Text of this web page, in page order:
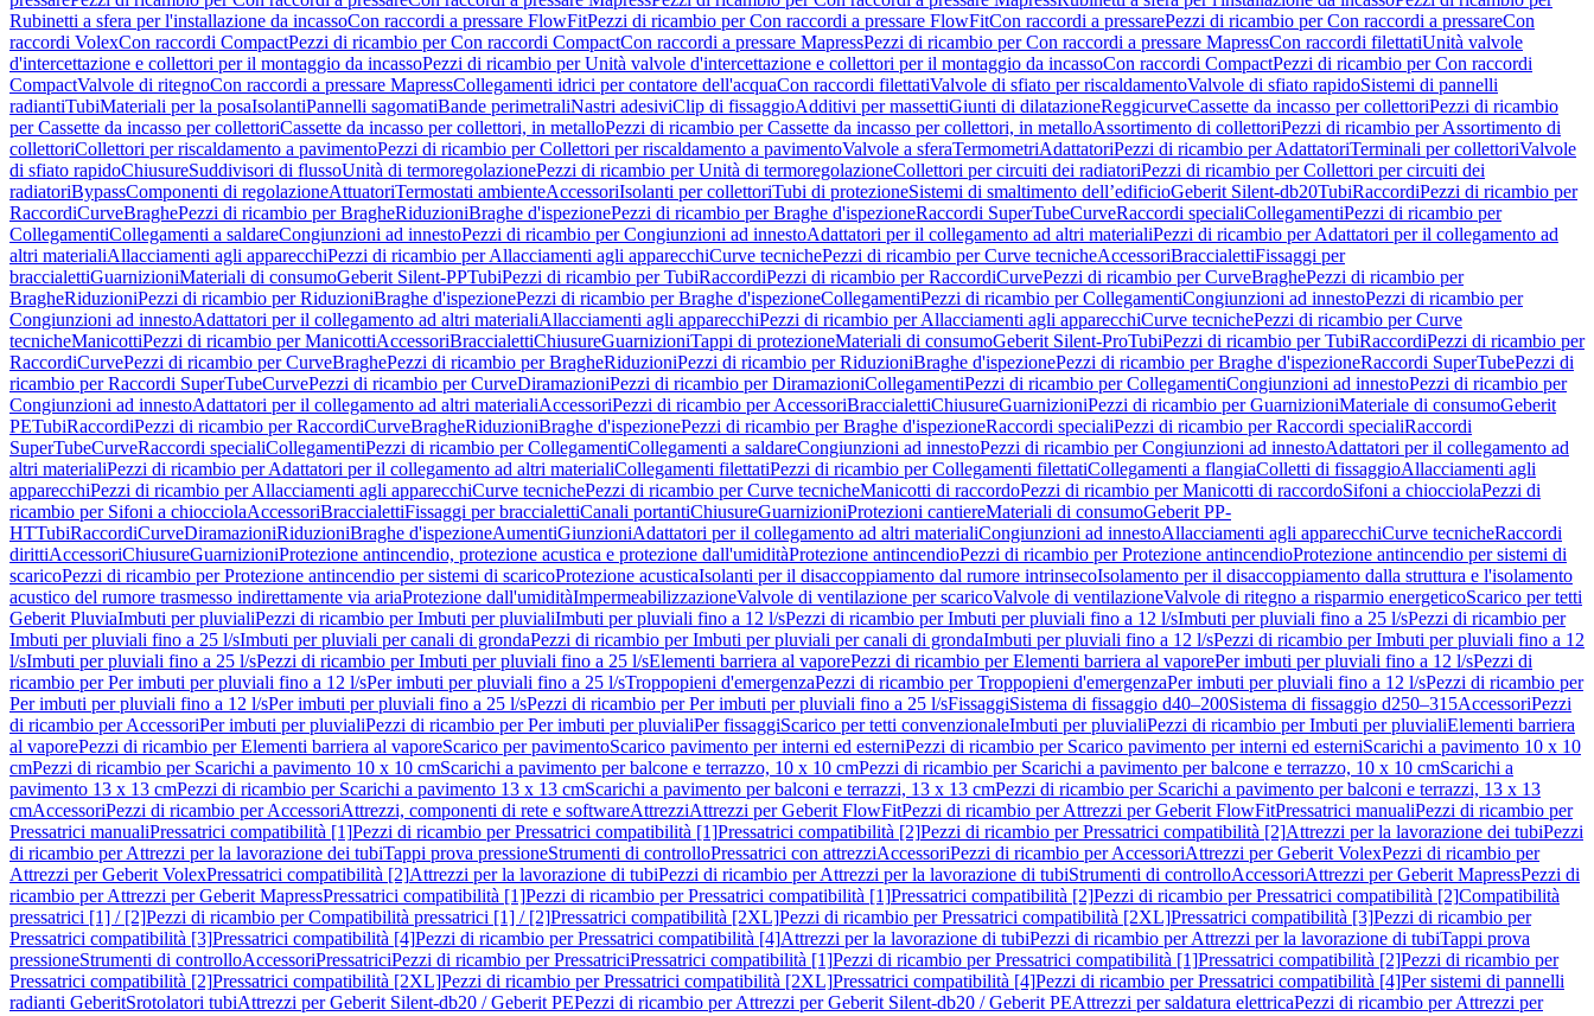
Rubinetti a sfera per l'installazione da incassoCon raccordi a pressare FlowFitPezzi di ricambio per Con raccordi a pressare FlowFitCon raccordi a pressarePezzi di ricambio per Con raccordi a pressareCon
raccordi VolexCon raccordi CompactPezzi di ricambio per Con raccordi CompactCon raccordi a pressare MapressPezzi di ricambio per Con raccordi a pressare MapressCon raccordi filettatiUnità valvole
d'intercettazione e collettori per il montaggio da incassoPezzi di ricambio per Unità valvole d'intercettazione e collettori per il montaggio da incassoCon raccordi CompactPezzi di ricambio per Con raccordi
CompactValvole di ritegnoCon raccordi a pressare MapressCollegamenti idrici per contatore dell'acquaCon raccordi filettatiValvole di sfiato per riscaldamentoValvole di sfiato rapidoSistemi di pannelli
radiantiTubiMateriali per la posaIsolantiPannelli sagomatiBande perimetraliNastri adesiviClip di fissaggioAdditivi per massettiGiunti di dilatazioneReggicurveCassette da incasso per collettoriPezzi di ricambio
per Cassette da incasso per collettoriCassette da incasso per collettori, in metalloPezzi di ricambio per Cassette da incasso per collettori, in metalloAssortimento di collettoriPezzi di ricambio per Assortimento di
collettoriCollettori per riscaldamento a pavimentoPezzi di ricambio per Collettori per riscaldamento a pavimentoValvole a sferaTermometriAdattatoriPezzi di ricambio per AdattatoriTerminali per collettoriValvole
di sfiato rapidoChiusureSuddivisori di flussoUnità di termoregolazionePezzi di ricambio per Unità di termoregolazioneCollettori per circuiti dei radiatoriPezzi di ricambio per Collettori per circuiti dei
radiatoriBypassComponenti di regolazioneAttuatoriTermostati ambienteAccessoriIsolanti per collettoriTubi di protezioneSistemi di smaltimento dell’edificioGeberit Silent-db20TubiRaccordiPezzi di ricambio per
RaccordiCurveBraghePezzi di ricambio per BragheRiduzioniBraghe d'ispezionePezzi di ricambio per Braghe d'ispezioneRaccordi SuperTubeCurveRaccordi specialiCollegamentiPezzi di ricambio per
CollegamentiCollegamenti a saldareCongiunzioni ad innestoPezzi di ricambio per Congiunzioni ad innestoAdattatori per il collegamento ad altri materialiPezzi di ricambio per Adattatori per il collegamento ad
altri materialiAllacciamenti agli apparecchiPezzi di ricambio per Allacciamenti agli apparecchiCurve tecnichePezzi di ricambio per Curve tecnicheAccessoriBraccialettiFissaggi per
braccialettiGuarnizioniMateriali di consumoGeberit Silent-PPTubiPezzi di ricambio per TubiRaccordiPezzi di ricambio per RaccordiCurvePezzi di ricambio per CurveBraghePezzi di ricambio per
BragheRiduzioniPezzi di ricambio per RiduzioniBraghe d'ispezionePezzi di ricambio per Braghe d'ispezioneCollegamentiPezzi di ricambio per CollegamentiCongiunzioni ad innestoPezzi di ricambio per
Congiunzioni ad innestoAdattatori per il collegamento ad altri materialiAllacciamenti agli apparecchiPezzi di ricambio per Allacciamenti agli apparecchiCurve tecnichePezzi di ricambio per Curve
tecnicheManicottiPezzi di ricambio per ManicottiAccessoriBraccialettiChiusureGuarnizioniTappi di protezioneMateriali di consumoGeberit Silent-ProTubiPezzi di ricambio per TubiRaccordiPezzi di ricambio per
RaccordiCurvePezzi di ricambio per CurveBraghePezzi di ricambio per BragheRiduzioniPezzi di ricambio per RiduzioniBraghe d'ispezionePezzi di ricambio per Braghe d'ispezioneRaccordi SuperTubePezzi di
ricambio per Raccordi SuperTubeCurvePezzi di ricambio per CurveDiramazioniPezzi di ricambio per DiramazioniCollegamentiPezzi di ricambio per CollegamentiCongiunzioni ad innestoPezzi di ricambio per
Congiunzioni ad innestoAdattatori per il collegamento ad altri materialiAccessoriPezzi di ricambio per AccessoriBraccialettiChiusureGuarnizioniPezzi di ricambio per GuarnizioniMateriale di consumoGeberit
PETubiRaccordiPezzi di ricambio per RaccordiCurveBragheRiduzioniBraghe d'ispezionePezzi di ricambio per Braghe d'ispezioneRaccordi specialiPezzi di ricambio per Raccordi specialiRaccordi
SuperTubeCurveRaccordi specialiCollegamentiPezzi di ricambio per CollegamentiCollegamenti a saldareCongiunzioni ad innestoPezzi di ricambio per Congiunzioni ad innestoAdattatori per il collegamento ad
altri materialiPezzi di ricambio per Adattatori per il collegamento ad altri materialiCollegamenti filettatiPezzi di ricambio per Collegamenti filettatiCollegamenti a flangiaColletti di fissaggioAllacciamenti agli
apparecchiPezzi di ricambio per Allacciamenti agli apparecchiCurve tecnichePezzi di ricambio per Curve tecnicheManicotti di raccordoPezzi di ricambio per Manicotti di raccordoSifoni a chiocciolaPezzi di
ricambio per Sifoni a chiocciolaAccessoriBraccialettiFissaggi per braccialettiCanali portantiChiusureGuarnizioniProtezioni cantiereMateriali di consumoGeberit PP-
HTTubiRaccordiCurveDiramazioniRiduzioniBraghe d'ispezioneAumentiGiunzioniAdattatori per il collegamento ad altri materialiCongiunzioni ad innestoAllacciamenti agli apparecchiCurve tecnicheRaccordi
dirittiAccessoriChiusureGuarnizioniProtezione antincendio, protezione acustica e protezione dall'umiditàProtezione antincendioPezzi di ricambio per Protezione antincendioProtezione antincendio per sistemi di
scaricoPezzi di ricambio per Protezione antincendio per sistemi di scaricoProtezione acusticaIsolanti per il disaccoppiamento dal rumore intrinsecoIsolamento per il disaccoppiamento dalla struttura e l'isolamento
acustico del rumore trasmesso indirettamente via ariaProtezione dall'umiditàImpermeabilizzazioneValvole di ventilazione per scaricoValvole di ventilazioneValvole di ritegno a risparmio energeticoScarico per tetti
Geberit PluviaImbuti per pluvialiPezzi di ricambio per Imbuti per pluvialiImbuti per pluviali fino a 12 l/sPezzi di ricambio per Imbuti per pluviali fino a 12 l/sImbuti per pluviali fino a 25 l/sPezzi di ricambio per
Imbuti per pluviali fino a 25 l/sImbuti per pluviali per canali di grondaPezzi di ricambio per Imbuti per pluviali per canali di grondaImbuti per pluviali fino a 12 l/sPezzi di ricambio per Imbuti per pluviali fino a 12
l/sImbuti per pluviali fino a 25 l/sPezzi di ricambio per Imbuti per pluviali fino a 25 l/sElementi barriera al vaporePezzi di ricambio per Elementi barriera al vaporePer imbuti per pluviali fino a 12 l/sPezzi di
ricambio per Per imbuti per pluviali fino a 12 l/sPer imbuti per pluviali fino a 25 l/sTroppopieni d'emergenzaPezzi di ricambio per Troppopieni d'emergenzaPer imbuti per pluviali fino a 12 l/sPezzi di ricambio per
Per imbuti per pluviali fino a 12 l/sPer imbuti per pluviali fino a 25 l/sPezzi di ricambio per Per imbuti per pluviali fino a 25 l/sFissaggiSistema di fissaggio d40–200Sistema di fissaggio d250–315AccessoriPezzi
di ricambio per AccessoriPer imbuti per pluvialiPezzi di ricambio per Per imbuti per pluvialiPer fissaggiScarico per tetti convenzionaleImbuti per pluvialiPezzi di ricambio per Imbuti per pluvialiElementi barriera
al vaporePezzi di ricambio per Elementi barriera al vaporeScarico per pavimentoScarico pavimento per interni ed esterniPezzi di ricambio per Scarico pavimento per interni ed esterniScarichi a pavimento 10 x 10
cmPezzi di ricambio per Scarichi a pavimento 10 x 10 cmScarichi a pavimento per balcone e terrazzo, 10 x 10 cmPezzi di ricambio per Scarichi a pavimento per balcone e terrazzo, 10 x 10 cmScarichi a
pavimento 13 x 13 cmPezzi di ricambio per Scarichi a pavimento 13 x 13 cmScarichi a pavimento per balconi e terrazzi, 13 x 13 cmPezzi di ricambio per Scarichi a pavimento per balconi e terrazzi, 13 x 13
cmAccessoriPezzi di ricambio per AccessoriAttrezzi, componenti di rete e softwareAttrezziAttrezzi per Geberit FlowFitPezzi di ricambio per Attrezzi per Geberit FlowFitPressatrici manualiPezzi di ricambio per
Pressatrici manualiPressatrici compatibilità [1]Pezzi di ricambio per Pressatrici compatibilità [1]Pressatrici compatibilità [2]Pezzi di ricambio per Pressatrici compatibilità [2]Attrezzi per la lavorazione dei tubiPezzi
di ricambio per Attrezzi per la lavorazione dei tubiTappi prova pressioneStrumenti di controlloPressatrici con attrezziAccessoriPezzi di ricambio per AccessoriAttrezzi per Geberit VolexPezzi di ricambio per
Attrezzi per Geberit VolexPressatrici compatibilità [2]Attrezzi per la lavorazione di tubiPezzi di ricambio per Attrezzi per la lavorazione di tubiStrumenti di controlloAccessoriAttrezzi per Geberit MapressPezzi di
ricambio per Attrezzi per Geberit MapressPressatrici compatibilità [1]Pezzi di ricambio per Pressatrici compatibilità [1]Pressatrici compatibilità [2]Pezzi di ricambio per Pressatrici compatibilità [2]Compatibilità
pressatrici [1] / [2]Pezzi di ricambio per Compatibilità pressatrici [1] / [2]Pressatrici compatibilità [2XL]Pezzi di ricambio per Pressatrici compatibilità [2XL]Pressatrici compatibilità [3]Pezzi di ricambio per
Pressatrici compatibilità [3]Pressatrici compatibilità [4]Pezzi di ricambio per Pressatrici compatibilità [4]Attrezzi per la lavorazione di tubiPezzi di ricambio per Attrezzi per la lavorazione di tubiTappi prova
pressioneStrumenti di controlloAccessoriPressatriciPezzi di ricambio per PressatriciPressatrici compatibilità [1]Pezzi di ricambio per Pressatrici compatibilità [1]Pressatrici compatibilità [2]Pezzi di ricambio per
Pressatrici compatibilità [2]Pressatrici compatibilità [2XL]Pezzi di ricambio per Pressatrici compatibilità [2XL]Pressatrici compatibilità [4]Pezzi di ricambio per Pressatrici compatibilità [4]Per sistemi di pannelli
radianti GeberitSrotolatori tubiAttrezzi per Geberit Silent-db20 / Geberit PEPezzi di ricambio per Attrezzi per Geberit Silent-db20 / Geberit PEAttrezzi per saldatura elettricaPezzi di ricambio per Attrezzi per